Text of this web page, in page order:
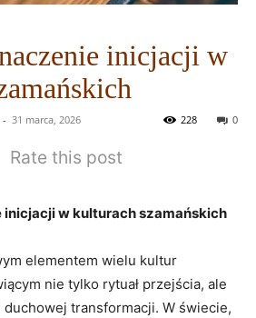
inicjacji w
- 31 marca, 2026 0
228
Rate this post
inicjacji w kulturach szamańskich
elementem wielu kultur
nie tylko rytuał przejścia, ale
duchowej transformacji. W świecie,